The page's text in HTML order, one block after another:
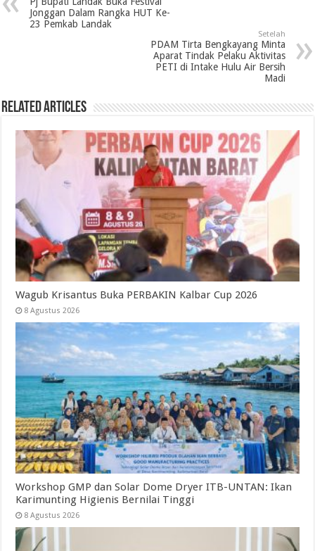
Jonggan Dalam Rangka HUT Ke-
23 Pemkab Landak
Setelah
PDAM Tirta Bengkayang Minta
Aparat Tindak Pelaku Aktivitas
PETI di Intake Hulu Air Bersih
Madi
Related Articles
Wagub Krisantus Buka PERBAKIN Kalbar Cup 2026
8 Agustus 2026
Workshop GMP dan Solar Dome Dryer ITB-UNTAN: Ikan
Karimunting Higienis Bernilai Tinggi
8 Agustus 2026